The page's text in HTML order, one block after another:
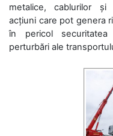
metalice, cablurilor și
acțiuni care pot genera
în pericol
perturbări ale